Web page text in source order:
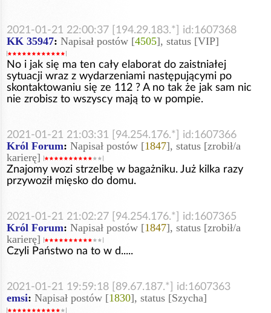
2021-01-21 22:00:37 [194.29.183.*] id:1607368
KK 35947: Napisał postów [4505], status [VIP]
No i jak się ma ten cały elaborat do zaistniałej
sytuacji wraz z wydarzeniami następującymi po
skontaktowaniu się ze 112 ? A no tak że jak sam nic
nie zrobisz to wszyscy mają to w pompie.
2021-01-21 21:03:31 [94.254.176.*] id:1607366
Król Forum: Napisał postów [1847], status [zrobił/a
karierę]
Znajomy wozi strzelbę w bagażniku. Już kilka razy
przywoził mięsko do domu.
2021-01-21 21:02:27 [94.254.176.*] id:1607365
Król Forum: Napisał postów [1847], status [zrobił/a
karierę]
Czyli Państwo na to w d.....
2021-01-21 19:59:18 [89.67.187.*] id:1607363
emsi: Napisał postów [1830], status [Szycha]